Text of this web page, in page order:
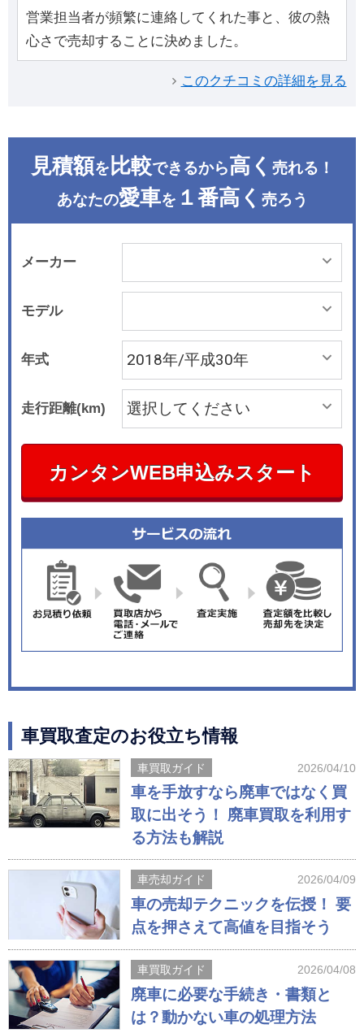
営業担当者が頻繁に連絡してくれた事と、彼の熱
心さで売却することに決めました。
このクチコミの詳細を見る
見積額を 比較できるから高く 売れる！
あなたの愛車を １番高く 売ろう
メーカー
モデル
年式
走行距離(km)
カンタンWEB申込みスタート
車買取査定のお役立ち情報
車買取ガイド 2026/04/10
車を手放すなら廃車ではなく買
取に出そう！ 廃車買取を利用す
る方法も解説
車売却ガイド 2026/04/09
車の売却テクニックを伝授！ 要
点を押さえて高値を目指そう
車買取ガイド 2026/04/08
廃車に必要な手続き・書類と
は？動かない車の処理方法